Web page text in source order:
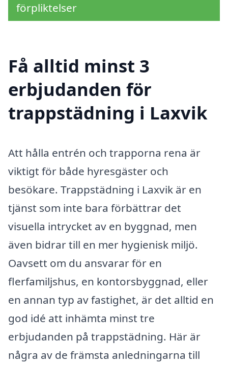
förpliktelser
Få alltid minst 3
erbjudanden för
trappstädning i Laxvik
Att hålla entrén och trapporna rena är
viktigt för både hyresgäster och
besökare. Trappstädning i Laxvik är en
tjänst som inte bara förbättrar det
visuella intrycket av en byggnad, men
även bidrar till en mer hygienisk miljö.
Oavsett om du ansvarar för en
flerfamiljshus, en kontorsbyggnad, eller
en annan typ av fastighet, är det alltid en
god idé att inhämta minst tre
erbjudanden på trappstädning. Här är
några av de främsta anledningarna till